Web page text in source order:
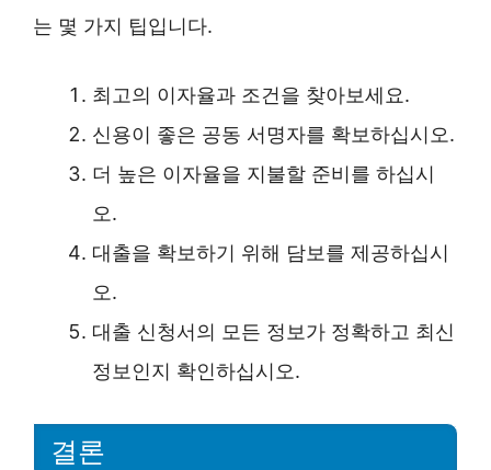
는 몇 가지 팁입니다.
최고의 이자율과 조건을 찾아보세요.
신용이 좋은 공동 서명자를 확보하십시오.
더 높은 이자율을 지불할 준비를 하십시
오.
대출을 확보하기 위해 담보를 제공하십시
오.
대출 신청서의 모든 정보가 정확하고 최신
정보인지 확인하십시오.
결론